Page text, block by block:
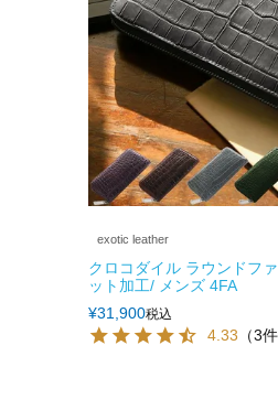
exotic leather
クロコダイル ラウンドフ
ット加工/ メンズ 4FA
¥31,900税込
4.33 （3件